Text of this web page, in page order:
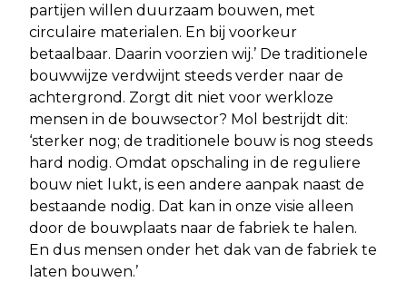
partijen willen duurzaam bouwen, met
circulaire materialen. En bij voorkeur
betaalbaar. Daarin voorzien wij.’ De traditionele
bouwwijze verdwijnt steeds verder naar de
achtergrond. Zorgt dit niet voor werkloze
mensen in de bouwsector? Mol bestrijdt dit:
‘sterker nog; de traditionele bouw is nog steeds
hard nodig. Omdat opschaling in de reguliere
bouw niet lukt, is een andere aanpak naast de
bestaande nodig. Dat kan in onze visie alleen
door de bouwplaats naar de fabriek te halen.
En dus mensen onder het dak van de fabriek te
laten bouwen.’